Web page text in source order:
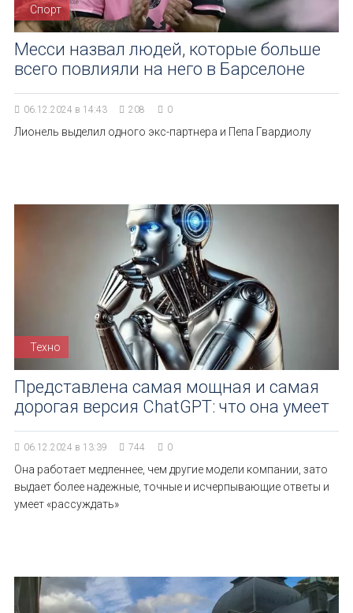
Спорт
Месси назвал людей, которые больше
всего повлияли на него в Барселоне
06.12.2024 в 14:43 208 0
Лионель выделил одного экс-партнера и Пепа Гвардиолу
Техно
Представлена самая мощная и самая
дорогая версия ChatGPT: что она умеет
06.12.2024 в 13:39 744 0
Она работает медленнее, чем другие модели компании, зато
выдает более надежные, точные и исчерпывающие ответы и
умеет «рассуждать»